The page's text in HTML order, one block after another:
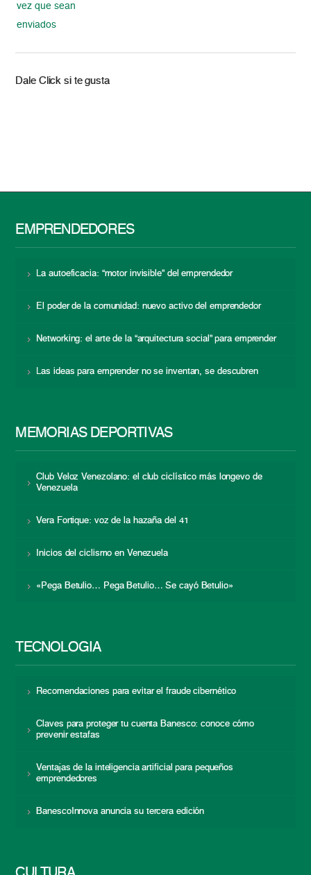
vez que sean
enviados
Dale Click si te gusta
EMPRENDEDORES
La autoeficacia: “motor invisible” del emprendedor
El poder de la comunidad: nuevo activo del emprendedor
Networking: el arte de la “arquitectura social” para emprender
Las ideas para emprender no se inventan, se descubren
MEMORIAS DEPORTIVAS
Club Veloz Venezolano: el club ciclístico más longevo de
Venezuela
Vera Fortique: voz de la hazaña del 41
Inicios del ciclismo en Venezuela
«Pega Betulio… Pega Betulio… Se cayó Betulio»
TECNOLOGÍA
Recomendaciones para evitar el fraude cibernético
Claves para proteger tu cuenta Banesco: conoce cómo
prevenir estafas
Ventajas de la inteligencia artificial para pequeños
emprendedores
BanescoInnova anuncia su tercera edición